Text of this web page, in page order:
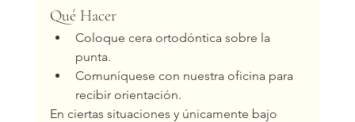
Qué Hacer
Coloque cera ortodóntica sobre la
punta.
Comuníquese con nuestra oficina para
recibir orientación.
En ciertas situaciones y únicamente bajo